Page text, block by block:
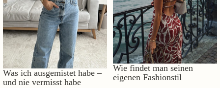
Was ich ausgemistet habe –
und nie vermisst habe
Wie findet man seinen
eigenen Fashionstil